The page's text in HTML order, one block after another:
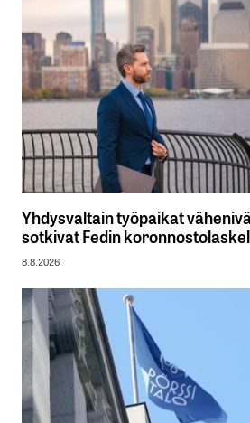
Yhdysvaltain työpaikat
sotkivat Fedin
8.8.2026